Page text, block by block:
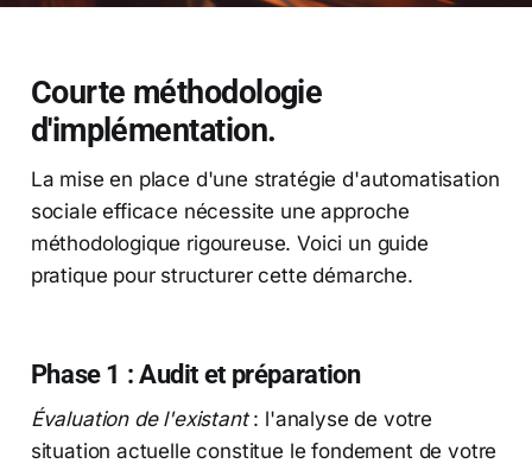
Courte méthodologie
d'implémentation.
La mise en place d'une stratégie d'automatisation
sociale efficace nécessite une approche
méthodologique rigoureuse. Voici un guide
pratique pour structurer cette démarche.
Phase 1 : Audit et préparation
Évaluation de l'existant: l'analyse de votre
situation actuelle constitue le fondement de votre